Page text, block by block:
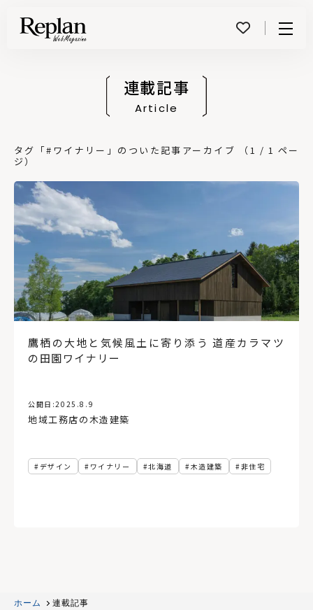
連載記事
Article
タグ「#ワイナリー」のついた記事アーカイブ （1 / 1 ペー
ジ）
鷹栖の大地と気候風土に寄り添う 道産カラマツ
の田園ワイナリー
公開日:2025.8.9
地域工務店の木造建築
デザイン ワイナリー 北海道 木造建築 非住宅
ホーム 連載記事